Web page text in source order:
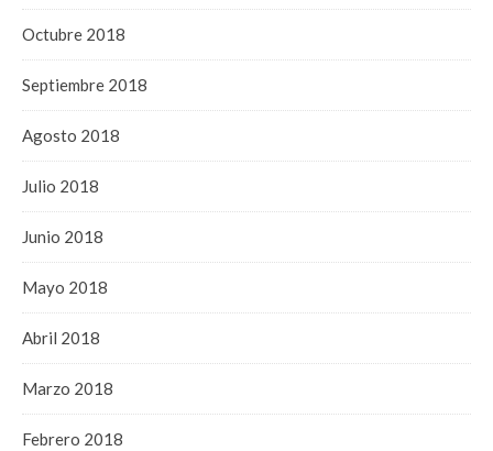
Octubre 2018
Septiembre 2018
Agosto 2018
Julio 2018
Junio 2018
Mayo 2018
Abril 2018
Marzo 2018
Febrero 2018